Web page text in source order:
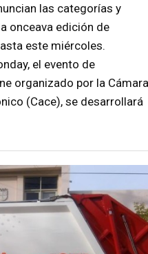
las categorías y
onceava edición de
este miércoles.
el evento de
organizado por la Cámara
(Cace), se desarrollará